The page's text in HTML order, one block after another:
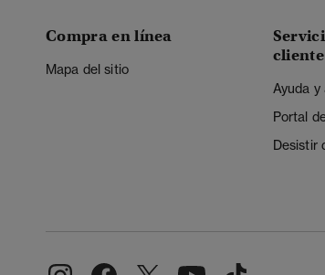
Compra en línea
Mapa del sitio
cliente
Ayuda
Portal
Desistir